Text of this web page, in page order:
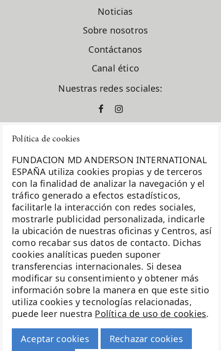
Política de cookies
FUNDACION MD ANDERSON INTERNATIONAL
ESPAÑA utiliza cookies propias y de terceros
con la finalidad de analizar la navegación y el
tráfico generado a efectos estadísticos,
facilitarle la interacción con redes sociales,
mostrarle publicidad personalizada, indicarle
la ubicación de nuestras oficinas y Centros, así
como recabar sus datos de contacto. Dichas
cookies analíticas pueden suponer
transferencias internacionales. Si desea
modificar su consentimiento y obtener más
información sobre la manera en que este sitio
utiliza cookies y tecnologías relacionadas,
puede leer nuestra Política de uso de cookies.
Aceptar cookies Rechazar cookies
Noticias
Sobre nosotros
Contáctanos
Canal ético
Nuestras redes sociales:
La Fundación MD Anderson España - Hospiten es
miembro de laAsociación Española de Fundaciones
Investigación
Biobanco
Docencia
Voluntariado
Eventos
Transparencia
Haz historia